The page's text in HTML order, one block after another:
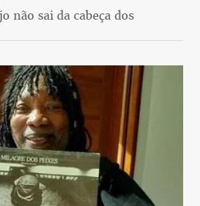
não sai da cabeça dos